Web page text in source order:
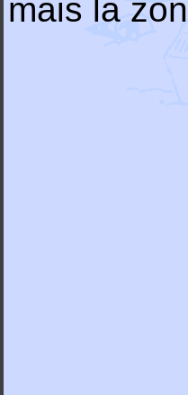
mais la